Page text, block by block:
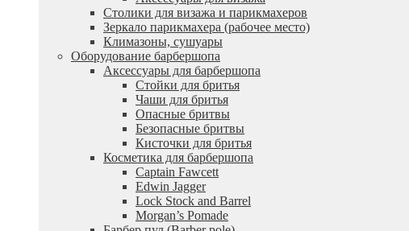
Столики для визажа и парикмахеров
Зеркало парикмахера (рабочее место)
Климазоны, сушуары
Оборудование барбершопа
Аксессуары для барбершопа
Стойки для бритья
Чаши для бритья
Опасные бритвы
Безопасные бритвы
Кисточки для бритья
Косметика для барбершопа
Captain Fawcett
Edwin Jagger
Lock Stock and Barrel
Morgan’s Pomade